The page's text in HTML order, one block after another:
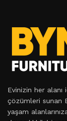
Evinizin her
çözümleri sunan
yaşam